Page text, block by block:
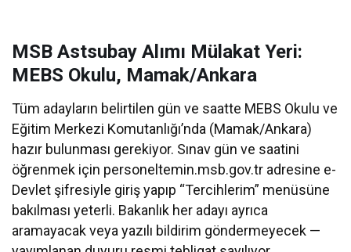
MSB Astsubay Alımı Mülakat Yeri:
MEBS Okulu, Mamak/Ankara
Tüm adayların belirtilen gün ve saatte MEBS Okulu ve
Eğitim Merkezi Komutanlığı’nda (Mamak/Ankara)
hazır bulunması gerekiyor. Sınav gün ve saatini
öğrenmek için personeltemin.msb.gov.tr adresine e-
Devlet şifresiyle giriş yapıp “Tercihlerim” menüsüne
bakılması yeterli. Bakanlık her adayı ayrıca
aramayacak veya yazılı bildirim göndermeyecek —